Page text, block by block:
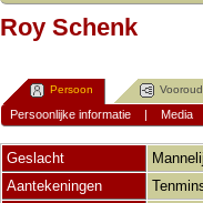
Roy Schenk
Persoon
Persoonlijke informatie| Media
Geslacht
Aantekeningen